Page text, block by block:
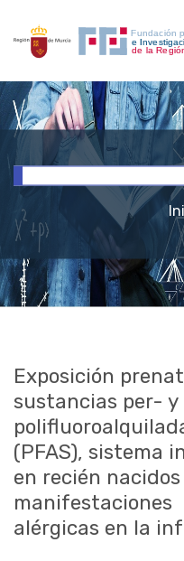
INICIO
INVESTIGACIÓN
RRHH
ACCESO PERSONAL
Exposición
sustancias per- y
(PFAS), sistema
en recién nacidos
manifestaciones
alérgicas en la